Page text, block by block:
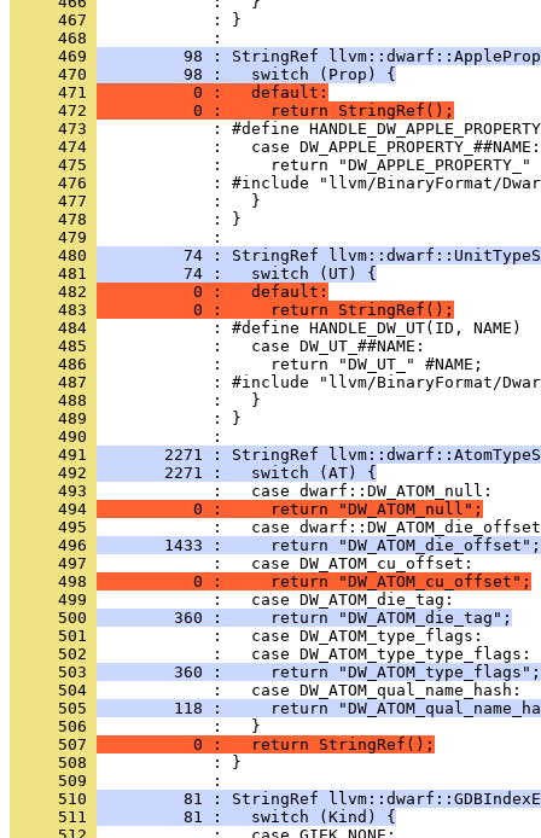
     467
            : }
     468
     469
98 : StringRef
     470
         98 :   switch (Prop) {
     471
          0 :   default:
     472
          0 :     return StringRef();
     473
     474
     475
     476
     477
     478
            : }
     479
     480
74 : StringRef
     481
         74 :   switch (UT) {
     482
          0 :   default:
     483
          0 :     return StringRef();
     484
     485
     486
     487
     488
     489
            : }
     490
     491
2271 : StringRef
     492
       2271 :   switch (AT) {
     493
     494
          0 :     return "DW_ATOM_null";
     495
     496
       1433 :     return "DW_ATOM_die_offset";
     497
     498
          0 :     return "DW_ATOM_cu_offset";
     499
     500
        360 :     return "DW_ATOM_die_tag";
     501
     502
     503
        360 :     return "DW_ATOM_type_flags";
     504
     505
118 :     return
     506
     507
          0 :   return StringRef();
     508
            : }
     509
     510
81 : StringRef
     511
         81 :   switch (Kind) {